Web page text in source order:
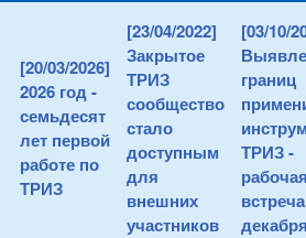
[20/03/2026]
2026 год -
семьдесят
лет первой
работе по
ТРИЗ
[23/04/2022]
Закрытое
ТРИЗ
сообщество
стало
доступным
для
внешних
участников
[03/10/
границ
ТРИЗ -
рабочая